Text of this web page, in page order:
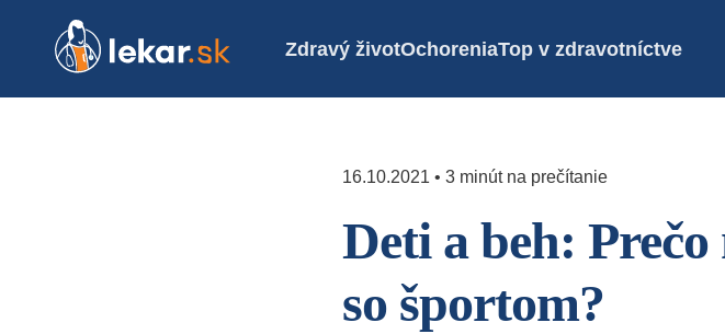
Zdravý životOchoreniaTop v zdravotníctve
16.10.2021 • 3 minút na prečítanie
Deti a beh:
so športom?